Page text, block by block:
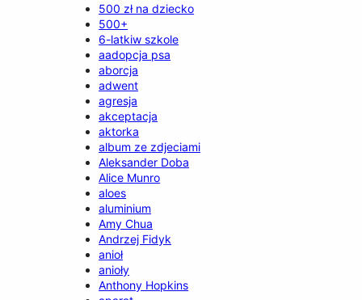
500 zł na dziecko
500+
6-latkiw szkole
aadopcja psa
aborcja
adwent
agresja
akceptacja
aktorka
album ze zdjeciami
Aleksander Doba
Alice Munro
aloes
aluminium
Amy Chua
Andrzej Fidyk
anioł
anioły
Anthony Hopkins